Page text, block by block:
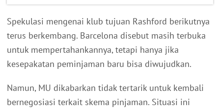
Spekulasi mengenai klub tujuan Rashford berikutnya
terus berkembang. Barcelona disebut masih terbuka
untuk mempertahankannya, tetapi hanya jika
kesepakatan peminjaman baru bisa diwujudkan.
Namun, MU dikabarkan tidak tertarik untuk kembali
bernegosiasi terkait skema pinjaman. Situasi ini